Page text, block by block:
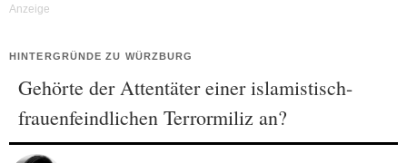
HINTERGRÜNDE ZU WÜRZBURG
Gehörte der Attentäter einer islamistisch-
frauenfeindlichen Terrormiliz an?